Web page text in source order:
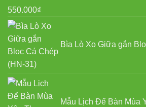
550.000₫
Bìa Lò Xo Giữa gắn
Mẫu Lịch Để Bàn Mùa